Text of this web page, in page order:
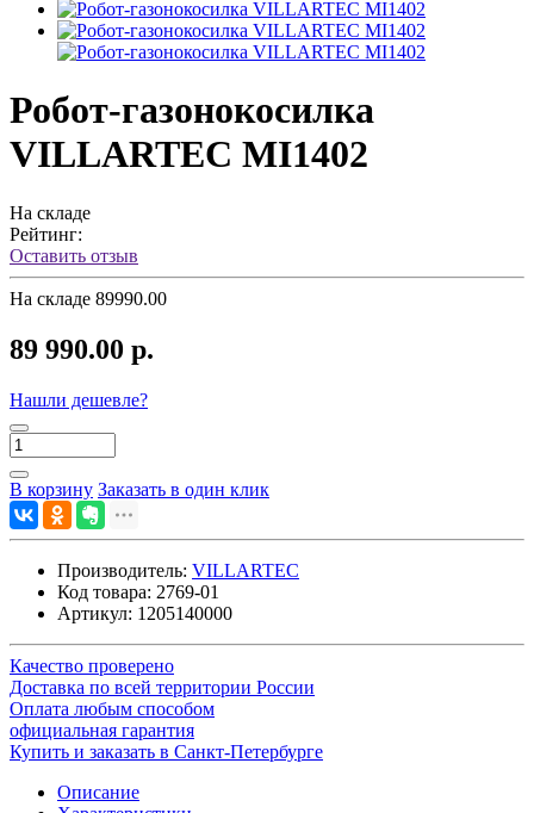
Робот-газонокосилка
VILLARTEC MI1402
На складе
Рейтинг:
Оставить отзыв
На складе 89990.00
89 990.00 р.
Нашли дешевле?
В корзину Заказать в один клик
Производитель: VILLARTEC
Код товара: 2769-01
Артикул: 1205140000
Качество проверено
Доставка по всей территории России
Оплата любым способом
официальная гарантия
Купить и заказать в Санкт-Петербурге
Описание